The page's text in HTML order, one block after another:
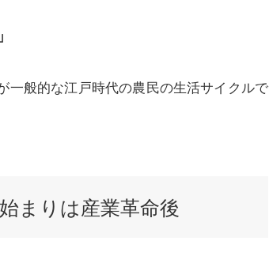
一般的な江戸時代の農民の生活サイクルで
まりは産業革命後